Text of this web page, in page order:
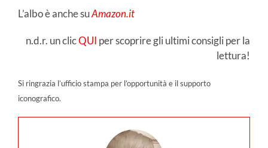
L’albo è anche suAmazon.it
n.d.r. un clicQUI per scoprire gli ultimi consigli per la
lettura!
Si ringrazia l’ufficio stampa per l’opportunità e il supporto
iconografico.